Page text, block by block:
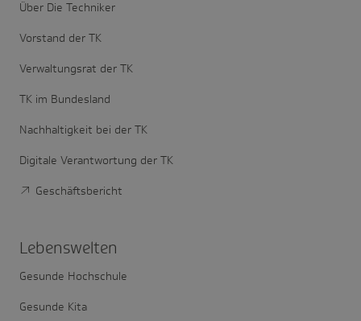
Über Die Techniker
Vorstand der TK
Verwaltungsrat der TK
TK im Bundesland
Nachhaltigkeit bei der TK
Digitale Verantwortung der TK
Geschäftsbericht
Lebens­welten
Gesunde Hochschule
Gesunde Kita